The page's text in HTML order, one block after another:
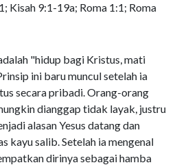
Kisah 9:1-19a; Roma 1:1; Roma
"hidup bagi Kristus, mati
ini baru muncul setelah ia
secara pribadi. Orang-orang
dianggap tidak layak, justru
alasan Yesus datang dan
kayu salib. Setelah ia mengenal
dirinya sebagai hamba